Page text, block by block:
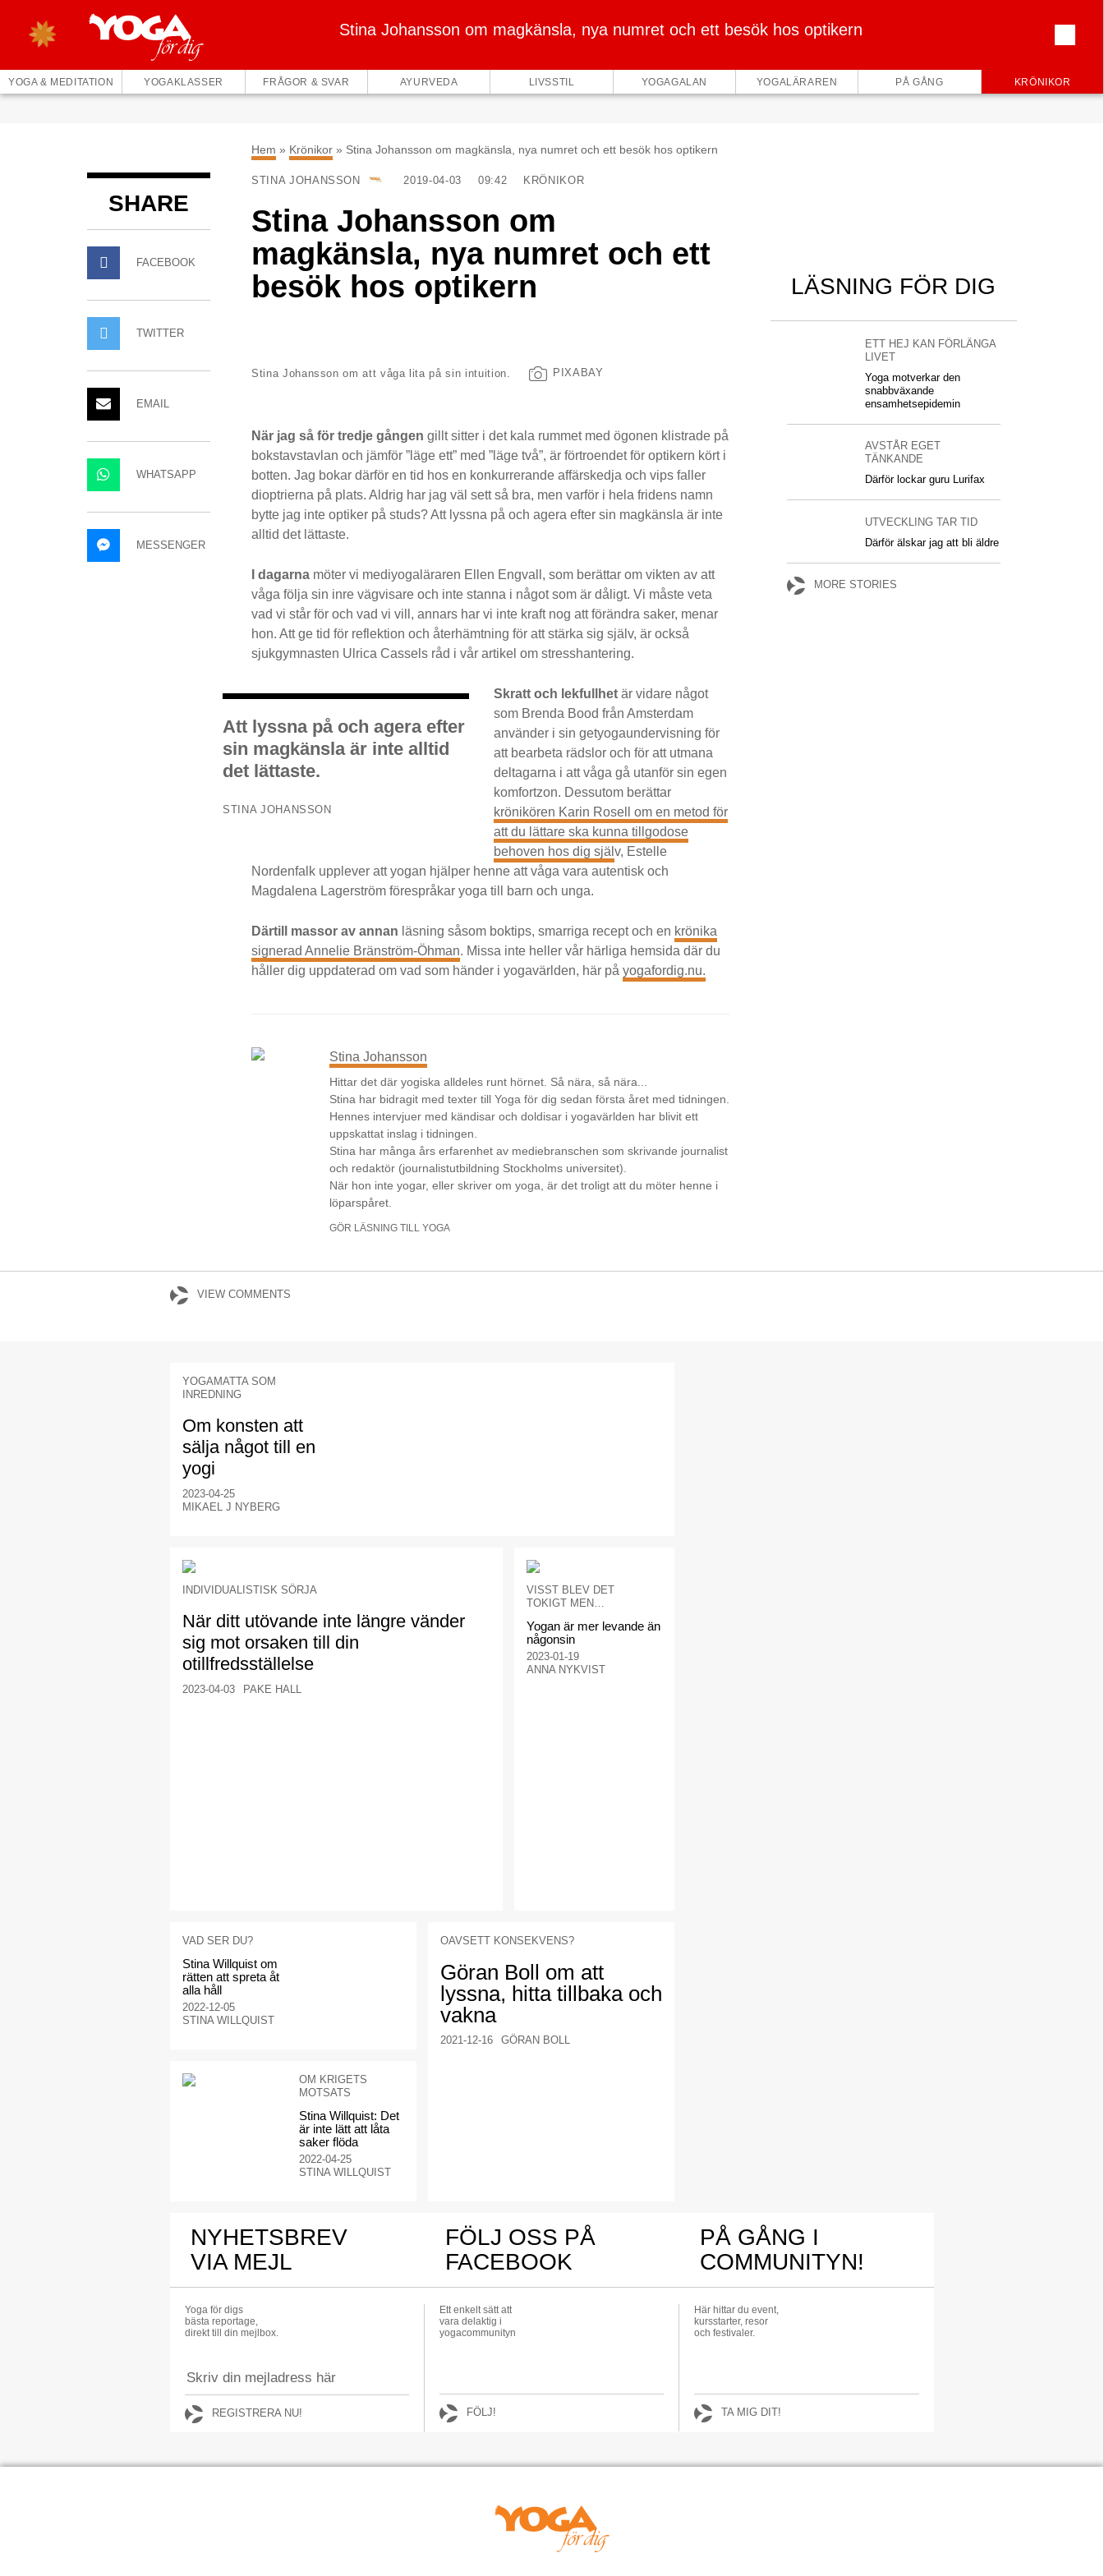
Stina Johansson om magkänsla, nya numret och ett besök hos optikern ×
YOGA & MEDITATION YOGAKLASSER FRÅGOR & SVAR AYURVEDA LIVSSTIL YOGAGALAN YOGALÄRAREN PÅ GÅNG KRÖNIKOR
SHARE
FACEBOOK
TWITTER
EMAIL
WHATSAPP
MESSENGER
Hem » Krönikor » Stina Johansson om magkänsla, nya numret och ett besök hos optikern
STINA JOHANSSON 2019-04-03 09:42 KRÖNIKOR
Stina Johansson om
magkänsla, nya numret och ett
besök hos optikern
Stina Johansson om att våga lita på sin intuition. PIXABAY
När jag så för tredje gången gillt sitter i det kala rummet med ögonen klistrade på
bokstavstavlan och jämför ”läge ett” med ”läge två”, är förtroendet för optikern kört i
botten. Jag bokar därför en tid hos en konkurrerande affärskedja och vips faller
dioptrierna på plats. Aldrig har jag väl sett så bra, men varför i hela fridens namn
bytte jag inte optiker på studs? Att lyssna på och agera efter sin magkänsla är inte
alltid det lättaste.
I dagarna möter vi mediyogaläraren Ellen Engvall, som berättar om vikten av att
våga följa sin inre vägvisare och inte stanna i något som är dåligt. Vi måste veta
vad vi står för och vad vi vill, annars har vi inte kraft nog att förändra saker, menar
hon. Att ge tid för reflektion och återhämtning för att stärka sig själv, är också
sjukgymnasten Ulrica Cassels råd i vår artikel om stresshantering.
Att lyssna på och agera efter
sin magkänsla är inte alltid
det lättaste.
STINA JOHANSSON
Skratt och lekfullhet är vidare något
som Brenda Bood från Amsterdam
använder i sin getyogaundervisning för
att bearbeta rädslor och för att utmana
deltagarna i att våga gå utanför sin egen
komfortzon. Dessutom berättar
krönikören Karin Rosell om en metod för
att du lättare ska kunna tillgodose
behoven hos dig själ v, Estelle
Nordenfalk upplever att yogan hjälper henne att våga vara autentisk och
Magdalena Lagerström förespråkar yoga till barn och unga.
Därtill massor av annan läsning såsom boktips, smarriga recept och en krönika
signerad Annelie Bränström-Öhman. Missa inte heller vår härliga hemsida där du
håller dig uppdaterad om vad som händer i yogavärlden, här på yogafordig.nu.
Stina Johansson
Hittar det där yogiska alldeles runt hörnet. Så nära, så nära...
Stina har bidragit med texter till Yoga för dig sedan första året med tidningen.
Hennes intervjuer med kändisar och doldisar i yogavärlden har blivit ett
uppskattat inslag i tidningen.
Stina har många års erfarenhet av mediebranschen som skrivande journalist
och redaktör (journalistutbildning Stockholms universitet).
När hon inte yogar, eller skriver om yoga, är det troligt att du möter henne i
löparspåret.
GÖR LÄSNING TILL YOGA
LÄSNING FÖR DIG
ETT HEJ KAN FÖRLÄNGA
LIVET
Yoga motverkar den
snabbväxande
ensamhetsepidemin
AVSTÅR EGET
TÄNKANDE
Därför lockar guru Lurifax
UTVECKLING TAR TID
Därför älskar jag att bli äldre
MORE STORIES
VIEW COMMENTS
YOGAMATTA SOM
INREDNING
Om konsten att
sälja något till en
yogi
2023-04-25
MIKAEL J NYBERG
INDIVIDUALISTISK SÖRJA
När ditt utövande inte längre vänder
sig mot orsaken till din
otillfredsställelse
2023-04-03 PAKE HALL
VISST BLEV DET
TOKIGT MEN…
Yogan är mer levande än
någonsin
2023-01-19
ANNA NYKVIST
VAD SER DU?
Stina Willquist om
rätten att spreta åt
alla håll
2022-12-05
STINA WILLQUIST
OM KRIGETS
MOTSATS
Stina Willquist: Det
är inte lätt att låta
saker flöda
2022-04-25
STINA WILLQUIST
OAVSETT KONSEKVENS?
Göran Boll om att
lyssna, hitta tillbaka och
vakna
2021-12-16 GÖRAN BOLL
NYHETSBREV
VIA MEJL
Yoga för digs
bästa reportage,
direkt till din mejlbox.
REGISTRERA NU!
FÖLJ OSS PÅ
FACEBOOK
Ett enkelt sätt att
vara delaktig i
yogacommunityn
FÖLJ!
PÅ GÅNG I
COMMUNITYN!
Här hittar du event,
kursstarter, resor
och festivaler.
TA MIG DIT!